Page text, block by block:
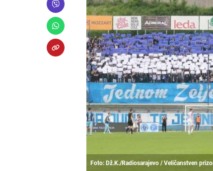
Foto: Dž.K./Radiosarajevo / Veličanstven